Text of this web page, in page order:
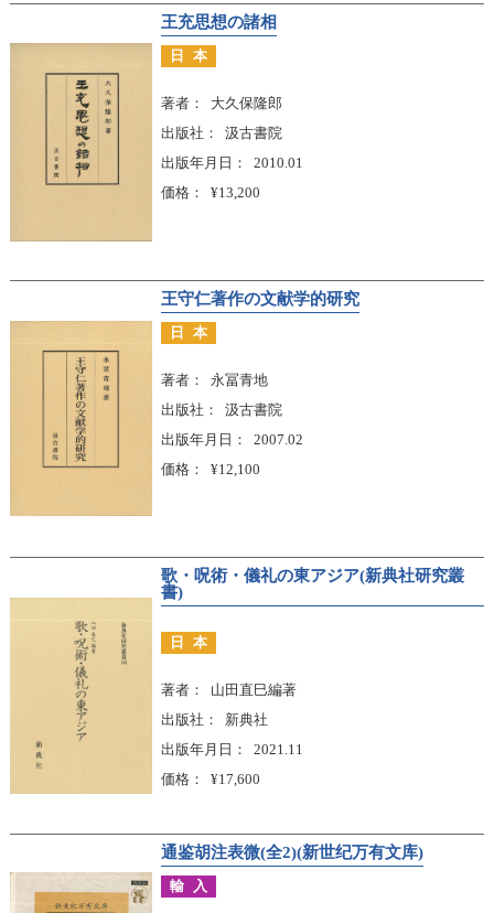
王充思想の諸相
日本
著者
大久保隆郎
出版社
汲古書院
出版年月日
2010.01
価格
¥13,200
王守仁著作の文献学的研究
日本
著者
永冨青地
出版社
汲古書院
出版年月日
2007.02
価格
¥12,100
歌・呪術・儀礼の東アジア(新典社研究叢
書)
日本
著者
山田直巳編著
出版社
新典社
出版年月日
2021.11
価格
¥17,600
通鉴胡注表微(全2)(新世纪万有文库)
輸入